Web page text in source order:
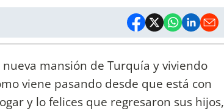
mansión de Turquía y viviendo
viene pasando desde que está con
y lo felices que regresaron sus hijos,